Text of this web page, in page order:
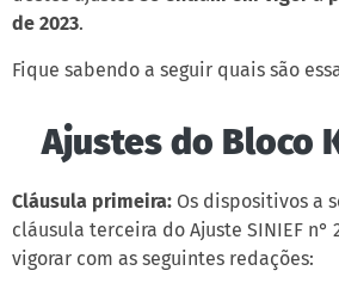
de 2023.
Fique sabendo a seguir quais são
Ajustes do Bloco
Cláusula primeira: Os dispositivos a
cláusula terceira do Ajuste SINIEF n°
vigorar com as seguintes redações: